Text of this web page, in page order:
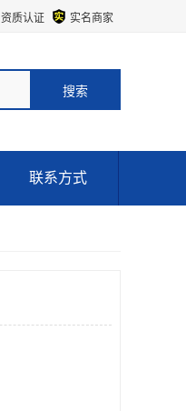
资质认证 实名商家
联系方式